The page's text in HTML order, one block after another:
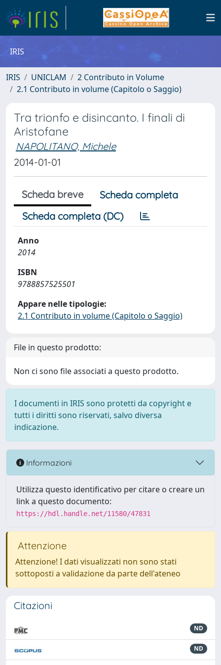
IRIS
IRIS UNICLAM
2 Contributo in Volume
2.1 Contributo in volume (Capitolo o Saggio)
Tra trionfo e disincanto. I finali di
Aristofane
NAPOLITANO, Michele
2014-01-01
Scheda breve
Scheda completa
Scheda completa (DC)
Anno
2014
ISBN
9788857525501
Appare nelle tipologie:
2.1 Contributo in volume (Capitolo o Saggio)
File in questo prodotto:
Non ci sono file associati a questo prodotto.
I documenti in IRIS sono protetti da copyright e
tutti i diritti sono riservati, salvo diversa
indicazione.
Informazioni
Utilizza questo identificativo per citare o creare un
link a questo documento:
https://hdl.handle.net/11580/47831
Attenzione
Attenzione! I dati visualizzati non sono stati
sottoposti a validazione da parte dell'ateneo
Citazioni
ND
ND